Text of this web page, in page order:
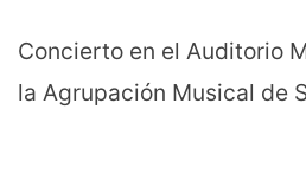
Concierto en el Auditorio
la Agrupación Musical de